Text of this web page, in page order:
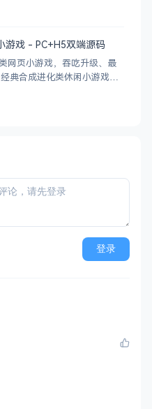
支持会员系统、多商户分
格、会
销系统：代理商机制、佣金
游戏 - PC+H5双端源码
网页小游戏，吞吃升级、最
典合成进化类休闲小游戏，
常版挑战通关、无敌版轻松
登录